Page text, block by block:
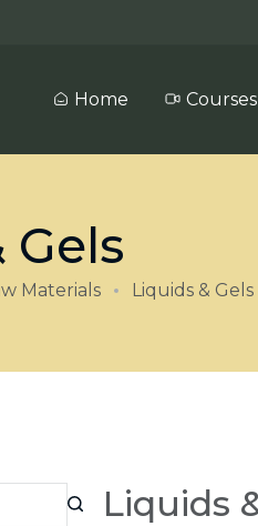
Home Courses
Gels
Materials Liquids & Gels
Liquids